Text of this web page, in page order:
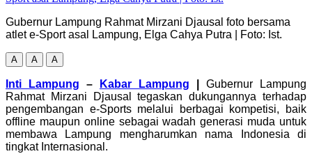
Gubernur Lampung Rahmat Mirzani Djausal foto bersama
atlet e-Sport asal Lampung, Elga Cahya Putra | Foto: Ist.
A A A
Inti Lampung – Kabar Lampung
Gubernur Lampung
Rahmat Mirzani Djausal tegaskan dukungannya terhadap
pengembangan e-Sports melalui berbagai kompetisi, baik
offline maupun online sebagai wadah generasi muda untuk
membawa Lampung mengharumkan nama Indonesia di
tingkat Internasional.